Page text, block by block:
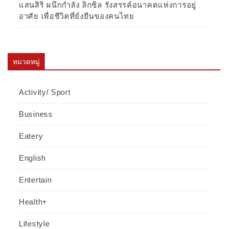
แสนสิริ ผนึกกำลัง ลิกซิล รังสรรค์อนาคตแห่งการอยู่
อาศัย เพื่อชีวิตที่ยั่งยืนของคนไทย
หมวดหมู่
Activity/ Sport
Business
Eatery
English
Entertain
Health+
Lifestyle